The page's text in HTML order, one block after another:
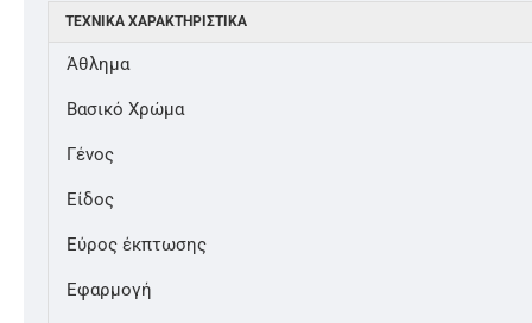
ΤΕΧΝΙΚΆ ΧΑΡΑΚΤΗΡΙΣΤΙΚΆ
Άθλημα
Βασικό Χρώμα
Γένος
Είδος
Εύρος έκπτωσης
Εφαρμογή